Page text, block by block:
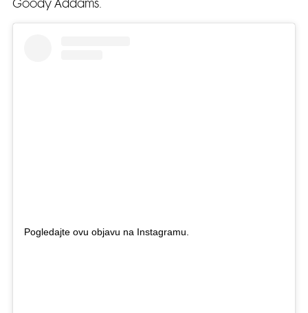
Goody Addams.
Pogledajte ovu objavu na Instagramu.